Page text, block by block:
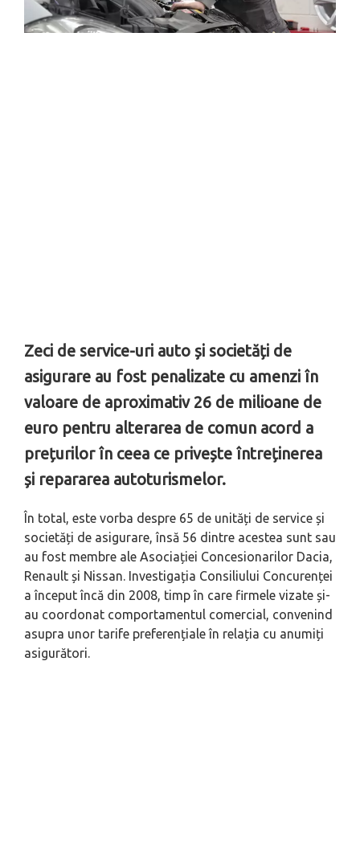
Zeci de service-uri auto și societăți de
asigurare au fost penalizate cu amenzi în
valoare de aproximativ 26 de milioane de
euro pentru alterarea de comun acord a
prețurilor în ceea ce privește întreținerea
și repararea autoturismelor.
În total, este vorba despre 65 de unități de service și
societăți de asigurare, însă 56 dintre acestea sunt sau
au fost membre ale Asociației Concesionarilor Dacia,
Renault și Nissan. Investigația Consiliului Concurenței
a început încă din 2008, timp în care firmele vizate și-
au coordonat comportamentul comercial, convenind
asupra unor tarife preferențiale în relația cu anumiți
asigurători.